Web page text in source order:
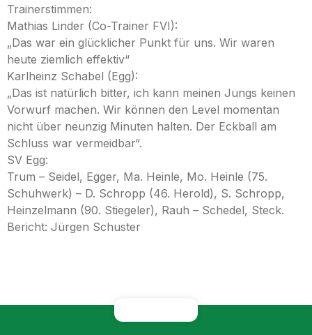
Trainerstimmen:
Mathias Linder (Co-Trainer FVI):
„Das war ein glücklicher Punkt für uns. Wir waren
heute ziemlich effektiv“
Karlheinz Schabel (Egg):
„Das ist natürlich bitter, ich kann meinen Jungs keinen
Vorwurf machen. Wir können den Level momentan
nicht über neunzig Minuten halten. Der Eckball am
Schluss war vermeidbar“.
SV Egg:
Trum – Seidel, Egger, Ma. Heinle, Mo. Heinle (75.
Schuhwerk) – D. Schropp (46. Herold), S. Schropp,
Heinzelmann (90. Stiegeler), Rauh – Schedel, Steck.
Bericht: Jürgen Schuster